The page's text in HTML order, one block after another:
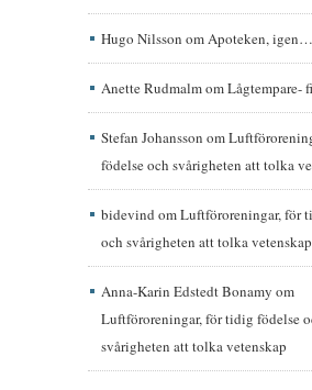
Hugo Nilsson omApoteken, igen…
Anette RudmalmomLågtempare-
Stefan Johansson om
födelse och svårigheten att tolka
bidevind omLuftföroreningar, för
och svårigheten att tolka vetenskap
Anna-Karin Edstedt Bonamy om
Luftföroreningar, för tidig födelse
svårigheten att tolka vetenskap